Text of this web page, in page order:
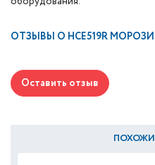
ОТЗЫВЫ О HCE519R
Оставить отзыв